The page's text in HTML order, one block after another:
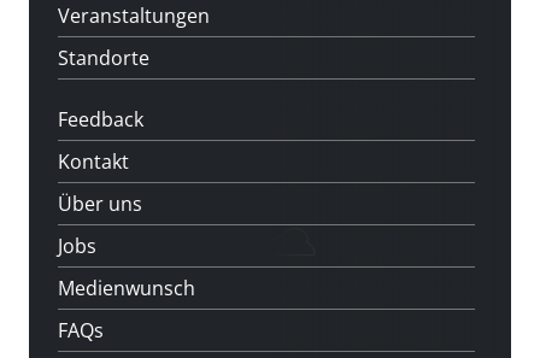
Veranstaltungen
Standorte
Feedback
Kontakt
Über uns
Jobs
Medienwunsch
FAQs